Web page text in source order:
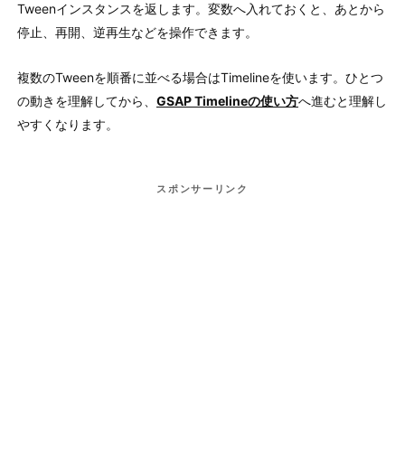
Tweenインスタンスを返します。変数へ入れておくと、あとから
停止、再開、逆再生などを操作できます。
複数のTweenを順番に並べる場合はTimelineを使います。ひとつ
の動きを理解してから、 GSAP Timelineの使い方へ進むと理解し
やすくなります。
スポンサーリンク